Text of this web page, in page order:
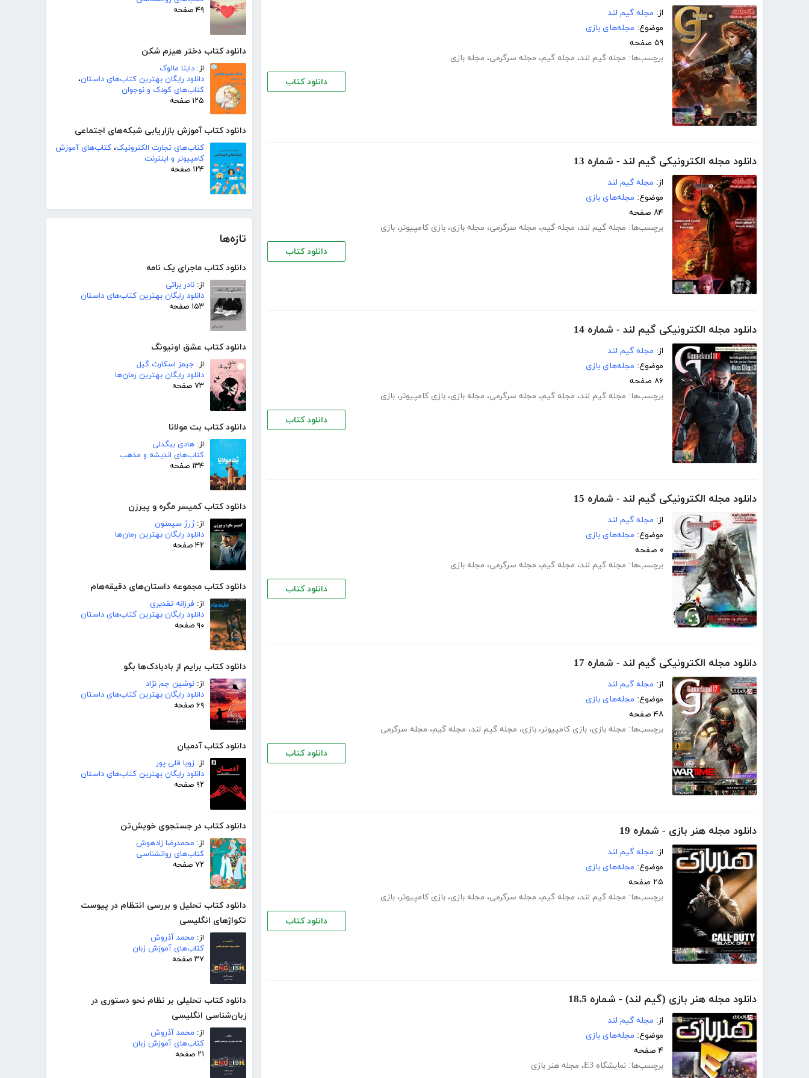
۴۹ صفحه
دانلود کتاب دختر هیزم شکن
از: داینا مالوک
دانلود رایگان بهترین کتاب‌های داستان،
کتاب‌های کودک و نوجوان
۱۲۵ صفحه
دانلود کتاب آموزش بازاریابی شبکه‌های اجتماعی
کتاب‌های تجارت الکترونیک، کتاب‌های آموزش
کامپیوتر و اینترنت
۱۲۴ صفحه
تازه‌ها
دانلود کتاب ماجرای یک نامه
از: نادر براتی
دانلود رایگان بهترین کتاب‌های داستان
۱۵۳ صفحه
دانلود کتاب عشق اونیونگ
از: جیمز اسکارث گیل
دانلود رایگان بهترین رمان‌ها
۷۳ صفحه
دانلود کتاب بت مولانا
از: هادی بیگدلی
کتاب‌های اندیشه و مذهب
۱۳۴ صفحه
دانلود کتاب کمیسر مگره و پیرزن
از:ژرژ سیمنون
دانلود رایگان بهترین رمان‌ها
۴۲ صفحه
دانلود کتاب مجموعه داستان‌های دقیقه‌هام
از: فرزانه تقدیری
دانلود رایگان بهترین کتاب‌های داستان
۹۰ صفحه
دانلود کتاب برایم از بادبادک‌ها بگو
از: نوشین جم نژاد
دانلود رایگان بهترین کتاب‌های داستان
۶۹ صفحه
دانلود کتاب آدمیان
از: زویا قلی پور
دانلود رایگان بهترین کتاب‌های داستان
۹۲ صفحه
دانلود کتاب در جستجوی خویش‌تن
از: محمدرضا زادهوش
کتاب‌های روانشناسی
۷۲ صفحه
دانلود کتاب تحلیل و بررسی انتظام در پیوست
تکواژهای انگلیسی
از: محمد آذروش
کتاب‌های آموزش زبان
۳۷ صفحه
دانلود کتاب تحلیلی بر نظام نحو دستوری در
زبان‌شناسی انگلیسی
از: محمد آذروش
کتاب‌های آموزش زبان
۲۱ صفحه
از: مجله گیم لند
موضوع: مجله‌های بازی
۵۹ صفحه
برچسب‌ها: مجله گیم لند، مجله گیم، مجله سرگرمی، مجله بازی
دانلود کتاب
دانلود مجله الکترونیکی گیم لند - شماره 13
از: مجله گیم لند
موضوع: مجله‌های بازی
۸۴ صفحه
برچسب‌ها: مجله گیم لند، مجله گیم، مجله سرگرمی، مجله بازی، بازی کامپیوتر، بازی
دانلود کتاب
دانلود مجله الکترونیکی گیم لند - شماره 14
از: مجله گیم لند
موضوع: مجله‌های بازی
۸۶ صفحه
برچسب‌ها: مجله گیم لند، مجله گیم، مجله سرگرمی، مجله بازی، بازی کامپیوتر، بازی
دانلود کتاب
دانلود مجله الکترونیکی گیم لند - شماره 15
از: مجله گیم لند
موضوع: مجله‌های بازی
۰ صفحه
برچسب‌ها: مجله گیم لند، مجله گیم، مجله سرگرمی، مجله بازی
دانلود کتاب
دانلود مجله الکترونیکی گیم لند - شماره 17
از: مجله گیم لند
موضوع: مجله‌های بازی
۴۸ صفحه
برچسب‌ها: مجله بازی، بازی کامپیوتر، بازی، مجله گیم لند، مجله گیم، مجله سرگرمی
دانلود کتاب
دانلود مجله هنر بازی - شماره 19
از: مجله گیم لند
موضوع: مجله‌های بازی
۲۵ صفحه
برچسب‌ها: مجله گیم لند، مجله گیم، مجله سرگرمی، مجله بازی، بازی کامپیوتر، بازی
دانلود کتاب
دانلود مجله هنر بازی (گیم لند) - شماره 18.5
از: مجله گیم لند
موضوع: مجله‌های بازی
۴ صفحه
برچسب‌ها: نمایشگاه E3 ، مجله هنر بازی